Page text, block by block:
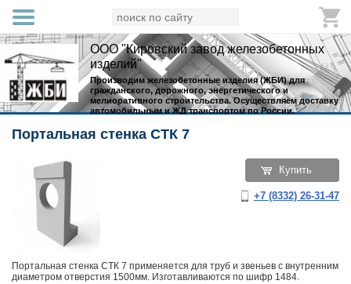
ООО "Кировский завод железобетонных
изделий"
Производим железобетонные изделия (ЖБИ) для
гражданского, дорожного, энергетического и
мелиоративного строительства. Осуществляем доставку
автомобильным и ЖД транспортом по России.
Портальная стенка СТК 7
Купить
+7 (8332) 26-31-47
Портальная стенка СТК 7 применяется для труб и звеньев с внутренним
диаметром отверстия 1500мм. Изготавливаются по шифр 1484.